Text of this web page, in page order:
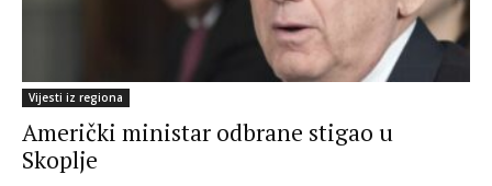
Vijesti iz regiona
Američki ministar odbrane stigao u
Skoplje